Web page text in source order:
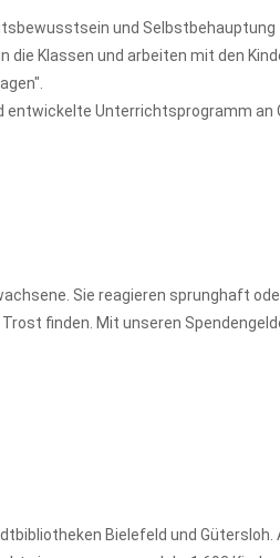
und
Klassen und arbeiten mit den
Unterrichtsprogramm
Sie reagieren sprunghaft
finden. Mit unseren
Bielefeld und